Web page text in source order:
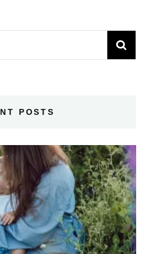
POSTS